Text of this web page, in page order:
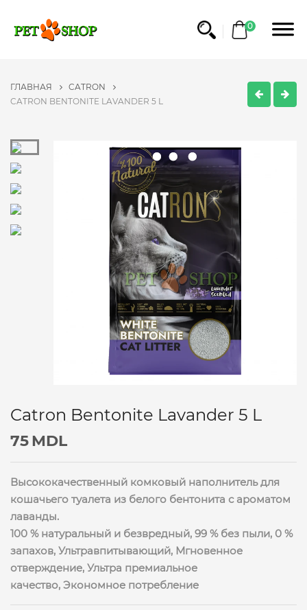
0
ГЛАВНАЯ
CATRON
CATRON BENTONITE LAVANDER 5 L
Catron Bentonite Lavander 5 L
75MDL
Высококачественный комковый наполнитель для
кошачьего туалета из белого бентонита с ароматом
лаванды.
100 % натуральный и безвредный, 99 % без пыли, 0 %
запахов, Ультравпитывающий, Мгновенное
отверждение, Ультра премиальное
качество, Экономное потребление